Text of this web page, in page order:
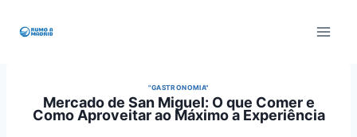
"GASTRONOMIA"
Mercado de San Miguel: O que Comer e
Como Aproveitar ao Máximo a Experiência